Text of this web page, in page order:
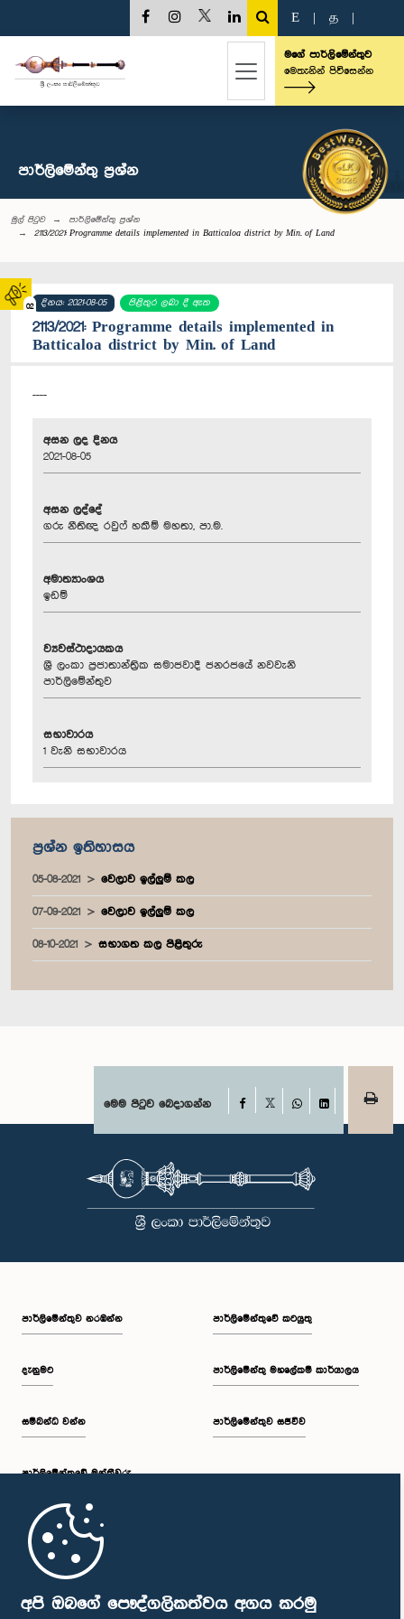
අපි ඔබගේ පෞද්ගලිකත්වය අගය කරමු
02
E த
මගේ පාර්ලිමේන්තුව
මෙතැනින් පිවිසෙන්න
පාර්ලි‌මේන්තු‌ ප්‍රශ්න
මුල් පිටුව
පාර්ලි‌මේන්තු‌ ප්‍රශ්න
2113/2021: Programme details implemented in Batticaloa district by Min. of Land
දිනය: 2021-08-05 පිළිතුර ලබා දී ඇත
2113/2021: Programme details implemented in
Batticaloa district by Min. of Land
----
අසන ලද දිනය
2021-08-05
අසන ලද්දේ
ගරු නීතිඥ රවුෆ් හකීම් මහතා, පා.ම.
අමාත්‍යාංශය
ඉඩම්
ව්‍යවස්ථාදායකය
ශ්‍රී ලංකා ප්‍රජාතාන්ත්‍රික සමාජවාදී ජනරජයේ නවවැනි
පාර්ලිමේන්තුව
සභාවාරය
1 වැනි සභාවාරය
ප්‍රශ්න ඉතිහාසය
05-08-2021 වෙලාව ඉල්ලුම් කල
07-09-2021 වෙලාව ඉල්ලුම් කල
08-10-2021 සභාගත කල පිළිතුරු
මෙම පිටුව බෙදාගන්න Facebook
WhatsAppLinkedIn
පාර්ලි‌මේන්තුව නරඹන්න
දැනුමට
සම්බන්ධ වන්න
පාර්ලි‌මේන්තුවේ මන්ත්‍රීවරු
මුල් පිටුව
පාර්ලිමේන්තුවේ කටයුතු
පාර්ලිමේන්තු මහලේකම් කාර්යාලය
පාර්ලිමේන්තුව සජීවීව
පාර්ලිමේන්තු ජංගම යෙදුම